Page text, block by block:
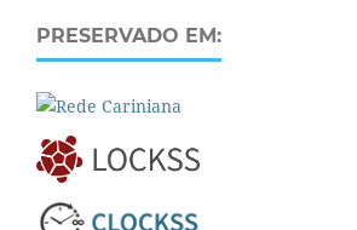
PRESERVADO EM: